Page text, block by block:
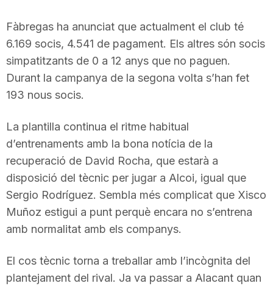
a
Fàbregas ha anunciat que actualment el club té
6.169 socis, 4.541 de pagament. Els altres són socis
simpatitzants de 0 a 12 anys que no paguen.
Durant la campanya de la segona volta s’han fet
193 nous socis.
La plantilla continua el ritme habitual
d’entrenaments amb la bona notícia de la
recuperació de David Rocha, que estarà a
disposició del tècnic per jugar a Alcoi, igual que
Sergio Rodríguez. Sembla més complicat que Xisco
Muñoz estigui a punt perquè encara no s’entrena
amb normalitat amb els companys.
El cos tècnic torna a treballar amb l’incògnita del
plantejament del rival. Ja va passar a Alacant quan